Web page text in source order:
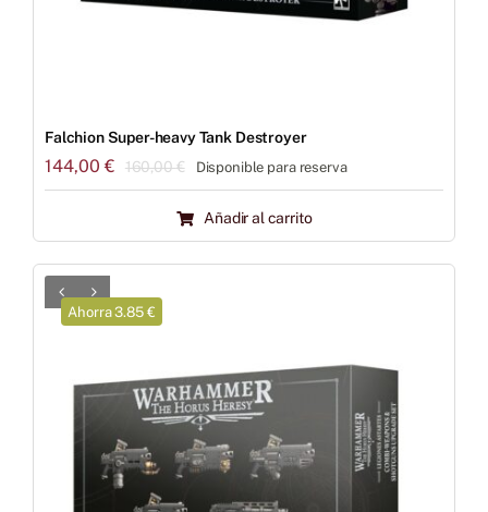
Falchion Super-heavy Tank Destroyer
160,00€El
original
era:
144,00€
El
actual
es:
Disponible para reserva
Añadir al carrito
Ahorra 3.85 €